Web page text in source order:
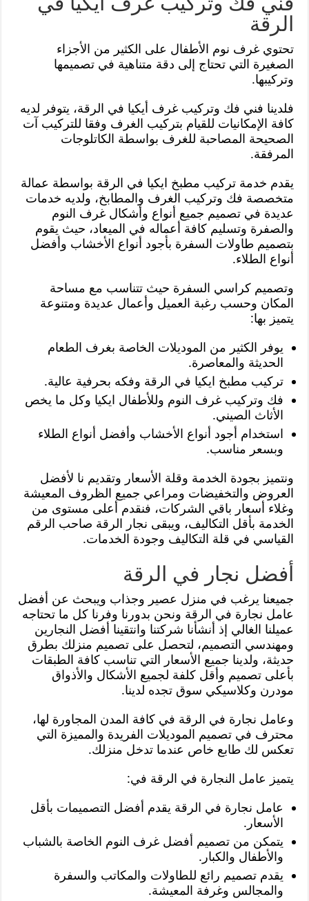
الرقة
تحتوي غرف نوم الأطفال على الكثير من الأجزاء
الصغيرة التي تحتاج إلى دقة متناهية في تصميمها
وتركيبها.
فلدينا فني فك وتركيب غرف أيكيا في الرقة، يتوفر لديه
كافة الإمكانيات للقيام بتركيب الغرف وفقا للتركيب آت
الصحيحة المصاحبة للغرف بواسطة الكاتلوجات
المرفقة.
يقدم خدمة تركيب مطبخ ايكيا في الرقة بواسطة عمالة
متخصصة فك وتركيب الغرف والمطابخ، ولديه خدمات
عديدة في تصميم جميع أنواع وأشكال غرف النوم
والصفرة وتسليم كافة أعماله في الميعاد، حيث يقوم
بتصميم طاولات السفرة بأجود أنواع الأخشاب وأفضل
أنواع الطلاء.
وتصميم كراسي السفرة حيث تتناسب مع مساحة
المكان وحسب رغبة العميل وأعمال عديدة ومتنوعة
يتميز بها:
يوفر الكثير من الموديلات الخاصة بغرف الطعام
الحديثة والمعاصرة.
تركيب مطبخ ايكيا في الرقة وفكه بحرفية عالية.
فك وتركيب غرف النوم وللأطفال ايكيا وكل ما يخص
الأثاث الصيني.
استخدام أجود أنواع الأخشاب وأفضل أنواع الطلاء
وبسعر مناسب.
ونتميز بجودة الخدمة وقلة الأسعار وتقديم نا لأفضل
العروض والتخفيضات ومراعي جميع الظروف المعيشة
وغلاء أسعار باقي الشركات، فنقدم أعلى مستوى من
الخدمة بأقل التكاليف، ويبقى نجار الرقة صاحب الرقم
القياسي في قلة التكاليف وجودة الخدمات.
أفضل نجار في الرقة
جميعنا يرغب في منزل عصير وجذاب ويبحث عن أفضل
عامل نجارة في الرقة ونحن بدورنا وفرنا كل ما تحتاجه
عميلنا الغالي إذ أنشأنا شركتنا وانتقينا أفضل النجارين
ومهندسي التصميم، لتحصل على تصميم منزلك بطرق
حديثة، ولدينا جميع الأسعار التي تناسب كافة الطبقات
بأعلى تصميم وأقل كلفة لجميع الأشكال والأذواق
مودرن وكلاسيكي سوق تجده لدينا.
وعامل نجارة في الرقة في كافة المدن المجاورة لها،
محترف في تصميم الموديلات الفريدة والمميزة التي
تعكس لك طابع خاص عندما تدخل منزلك.
يتميز عامل النجارة في الرقة في:
عامل نجارة في الرقة يقدم أفضل التصميمات بأقل
الأسعار.
يتمكن من تصميم أفضل غرف النوم الخاصة بالشباب
والأطفال والكبار.
يقدم تصميم رائع للطاولات والمكاتب والسفرة
والمجالس وغرفة المعيشة.